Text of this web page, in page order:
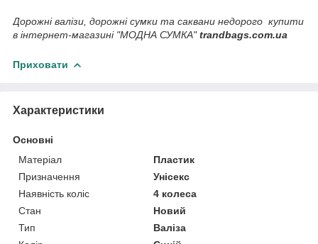
Дорожні валізи, дорожні сумки та саквани недорого купити
в інтернет-магазині "МОДНА СУМКА"trandbags.com.ua
Приховати
Характеристики
Основні
Матеріал
Пластик
Призначення
Унісекс
Наявність коліс
4 колеса
Стан
Новий
Тип
Валіза